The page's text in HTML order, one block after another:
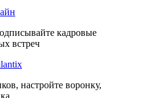
кадровые
встреч
настройте воронку,